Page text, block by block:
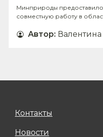
Минприроды
совместную работу в
Автор:
Контакты
Новости